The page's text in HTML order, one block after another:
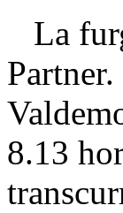
La
8.13